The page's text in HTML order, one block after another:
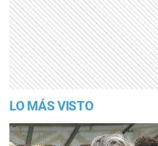
LO MÁS VISTO